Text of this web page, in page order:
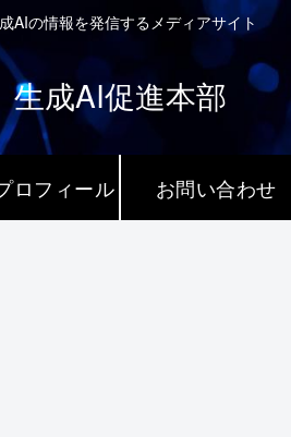
AIの情報を発信するメディアサイト
生成AI促進本部
ロフィール お問い合わせ